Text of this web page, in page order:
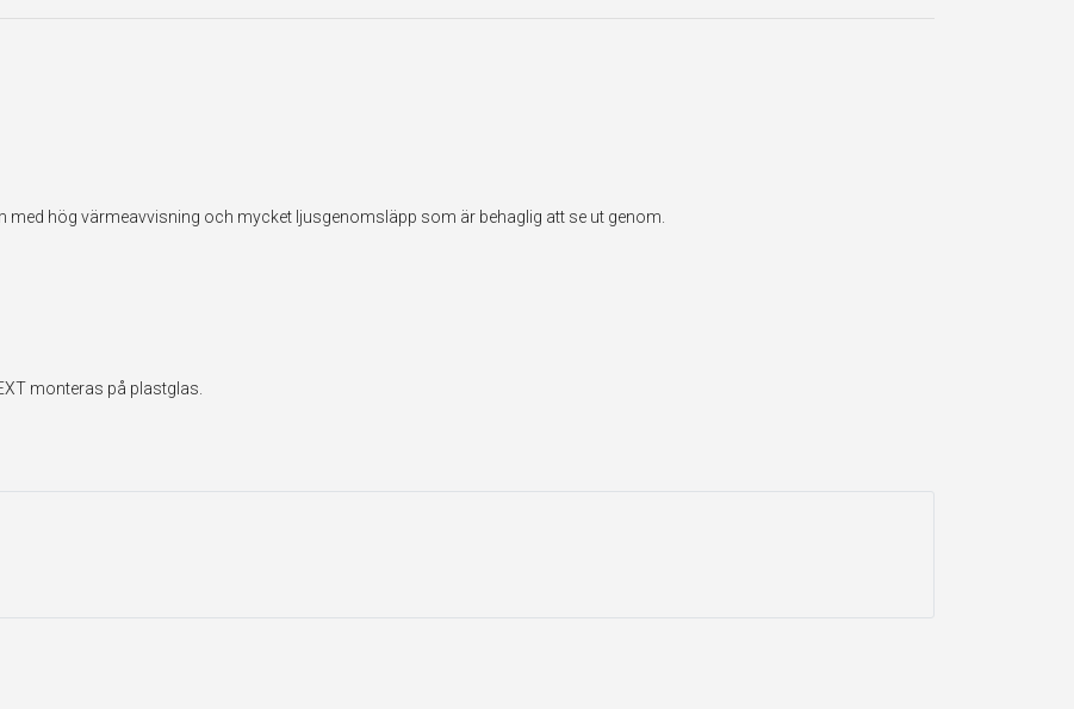
med hög värmeavvisning och mycket ljusgenomsläpp som är behaglig att se ut genom.
monteras på plastglas.